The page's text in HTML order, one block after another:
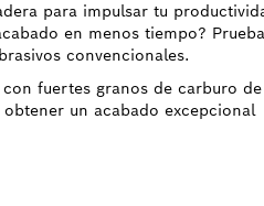
para impulsar tu
en menos tiempo?
convencionales.
fuertes granos de carburo de
un acabado excepcional